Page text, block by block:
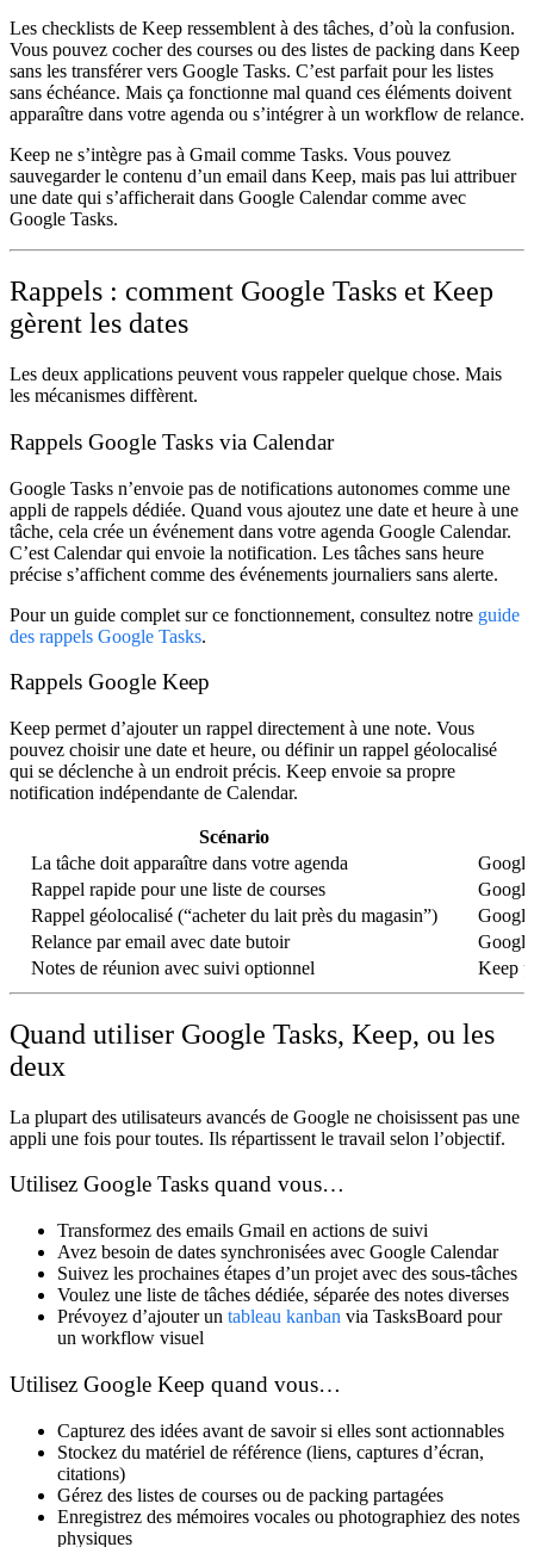
Les checklists de Keep ressemblent à des tâches, d’où la confusion.
Vous pouvez cocher des courses ou des listes de packing dans Keep
sans les transférer vers Google Tasks. C’est parfait pour les listes
sans échéance. Mais ça fonctionne mal quand ces éléments doivent
apparaître dans votre agenda ou s’intégrer à un workflow de relance.
Keep ne s’intègre pas à Gmail comme Tasks. Vous pouvez
sauvegarder le contenu d’un email dans Keep, mais pas lui attribuer
une date qui s’afficherait dans Google Calendar comme avec
Google Tasks.
Rappels : comment Google Tasks et Keep
gèrent les dates
Les deux applications peuvent vous rappeler quelque chose. Mais
les mécanismes diffèrent.
Rappels Google Tasks via Calendar
Google Tasks n’envoie pas de notifications autonomes comme une
appli de rappels dédiée. Quand vous ajoutez une date et heure à une
tâche, cela crée un événement dans votre agenda Google Calendar.
C’est Calendar qui envoie la notification. Les tâches sans heure
précise s’affichent comme des événements journaliers sans alerte.
Pour un guide complet sur ce fonctionnement, consultez notre guide
des rappels Google Tasks.
Rappels Google Keep
Keep permet d’ajouter un rappel directement à une note. Vous
pouvez choisir une date et heure, ou définir un rappel géolocalisé
qui se déclenche à un endroit précis. Keep envoie sa propre
notification indépendante de Calendar.
Scénario
La tâche doit apparaître dans votre agenda
Rappel rapide pour une liste de courses
Rappel géolocalisé (“acheter du lait près du magasin”)
Relance par email avec date butoir
Notes de réunion avec suivi optionnel
Keep
Quand utiliser Google Tasks, Keep, ou les
deux
La plupart des utilisateurs avancés de Google ne choisissent pas une
appli une fois pour toutes. Ils répartissent le travail selon l’objectif.
Utilisez Google Tasks quand vous…
Transformez des emails Gmail en actions de suivi
Avez besoin de dates synchronisées avec Google Calendar
Suivez les prochaines étapes d’un projet avec des sous-tâches
Voulez une liste de tâches dédiée, séparée des notes diverses
Prévoyez d’ajouter un tableau kanban via TasksBoard pour
un workflow visuel
Utilisez Google Keep quand vous…
Capturez des idées avant de savoir si elles sont actionnables
Stockez du matériel de référence (liens, captures d’écran,
citations)
Gérez des listes de courses ou de packing partagées
Enregistrez des mémoires vocales ou photographiez des notes
physiques